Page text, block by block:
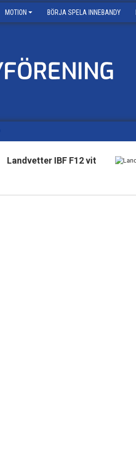
MOTION BÖRJA SPELA INNEBANDY
Landvetter IBF F12 vit